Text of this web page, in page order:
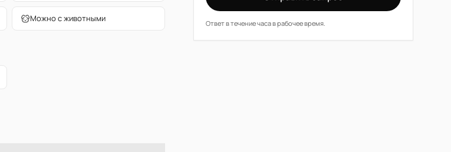
Можно с животными Ответ в течение часа в рабочее время.